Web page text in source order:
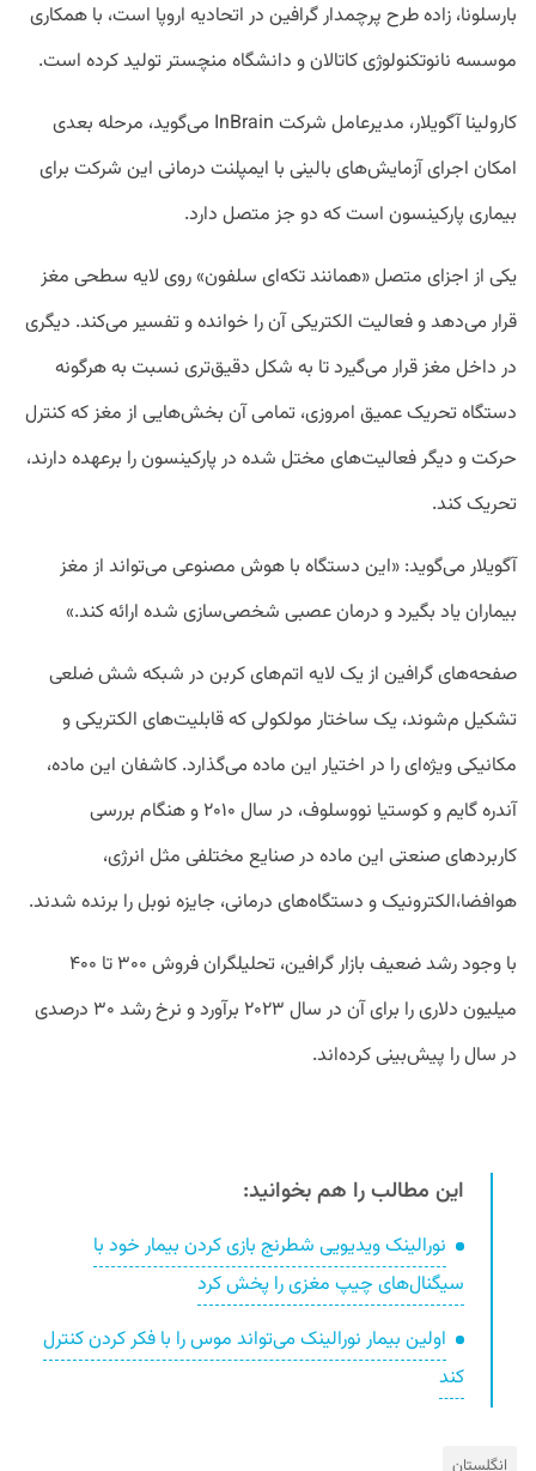
بارسلونا، زاده طرح پرچمدار گرافین در اتحادیه اروپا است، با همکاری
موسسه نانوتکنولوژی کاتالان و دانشگاه منچستر تولید کرده است.
کارولینا آگویلار، مدیرعامل شرکت InBrain می‌گوید، مرحله بعدی
امکان اجرای آزمایش‌های بالینی با ایمپلنت درمانی این شرکت برای
بیماری پارکینسون است که دو جز متصل دارد.
یکی از اجزای متصل «همانند تکه‌ای سلفون» روی لایه سطحی مغز
قرار می‌دهد و فعالیت الکتریکی آن را خوانده و تفسیر می‌کند. دیگری
در داخل مغز قرار می‌گیرد تا به شکل دقیق‌تری نسبت به هرگونه
دستگاه تحریک عمیق امروزی، تمامی آن بخش‌هایی از مغز که کنترل
حرکت و دیگر فعالیت‌های مختل شده در پارکینسون را برعهده دارند،
تحریک کند.
آگویلار می‌گوید: «این دستگاه با هوش مصنوعی می‌تواند از مغز
بیماران یاد بگیرد و درمان عصبی شخصی‌سازی شده ارائه کند.»
صفحه‌‌های گرافین از یک لایه اتم‌های کربن در شبکه شش ضلعی
تشکیل م‌شوند، یک ساختار مولکولی که قابلیت‌های الکتریکی و
مکانیکی ویژه‌ای را در اختیار این ماده می‌گذارد. کاشفان این ماده،
آندره گایم و کوستیا نووسلوف، در سال ۲۰۱۰ و هنگام بررسی
کاربرد‌های صنعتی این ماده در صنایع مختلفی مثل انرژی،
هوافضا،‌الکترونیک و دستگاه‌های درمانی،‌ جایزه نوبل را برنده شدند.
با وجود رشد ضعیف بازار گرافین، تحلیلگران فروش ۳۰۰ تا ۴۰۰
میلیون دلاری را برای آن در سال ۲۰۲۳ برآورد و نرخ رشد ۳۰ درصدی
در سال را پیش‌بینی کرده‌اند.
این مطالب را هم بخوانید:
نورالینک ویدیویی شطرنج بازی کردن بیمار خود با
سیگنال‌های چیپ مغزی را پخش کرد
اولین بیمار نورالینک می‌تواند موس را با فکر کردن کنترل
کند